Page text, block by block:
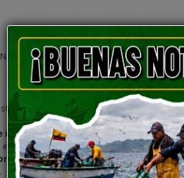
disponible en el siguiente enlace:
los datos actualizados del
información específica en la
los recuadros del formulario según
la fuente oficial del INEC, a fin de